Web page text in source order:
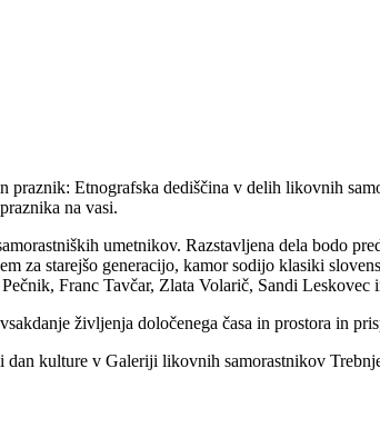
Etnografska dediščina v delih likovnih
na vasi.
umetnikov. Razstavljena dela bodo
za starejšo generacijo, kamor sodijo klasiki
Franc Tavčar, Zlata Volarič, Sandi Leskovec
življenja določenega časa in prostora in
dan kulture v Galeriji likovnih samorastnikov